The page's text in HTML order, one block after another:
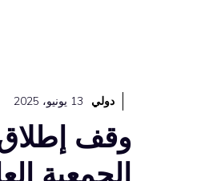
دولي 13 يونيو، 2025
وقف إطلاق
الجمعية